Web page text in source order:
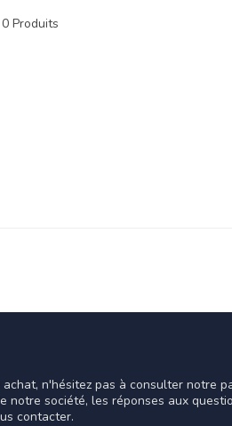
0 Produits
n'hésitez pas à consulter notre
notre société, les réponses aux
contacter.